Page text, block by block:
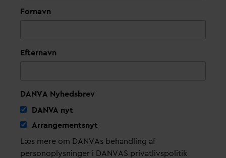
Fornavn
Efternavn
DANVA Nyhedsbrev
DANVA nyt
Arrangementsnyt
Læs mere om DANVAs behandling af
personoplysninger i DANVAS privatlivspolitik